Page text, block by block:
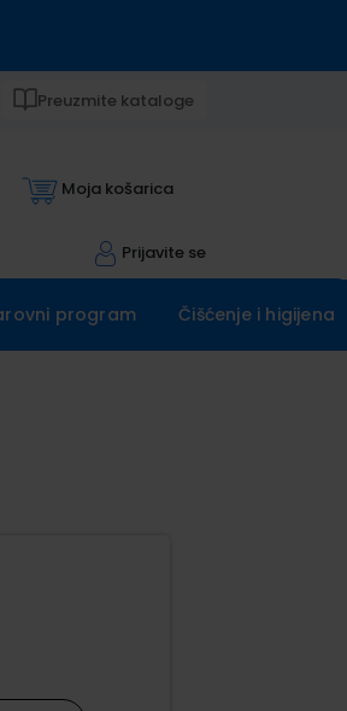
Preuzmite kataloge
Moja košarica
Prijavite se
program Čišćenje i higijena